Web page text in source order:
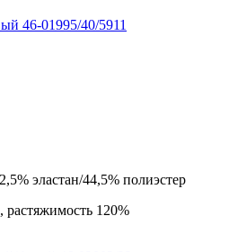
46-01995/40/5911
эластан/44,5% полиэстер
растяжимость 120%